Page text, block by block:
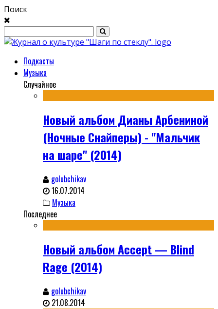
Поиск
Подкасты
Музыка
Случайное
Новый альбом Дианы Арбениной
(Ночные Снайперы) - "Мальчик
на шаре" (2014)
golubchikav
16.07.2014
Музыка
Последнее
Новый альбом Accept — Blind
Rage (2014)
golubchikav
21.08.2014